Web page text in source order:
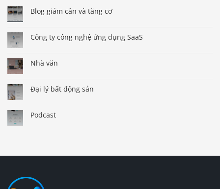
Blog giảm cân và tăng cơ
Công ty công nghệ ứng dụng SaaS
Nhà văn
Đại lý bất động sản
Podcast